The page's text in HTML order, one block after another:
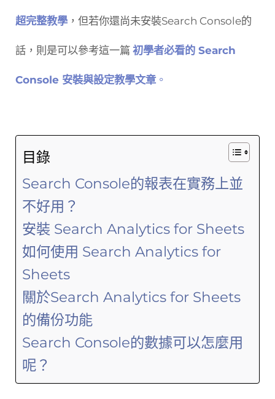
超完整教學 ，但若你還尚未安裝Search Console的
話，則是可以參考這一篇初學者必看的 Search
Console 安裝與設定教學文章 。
目錄
Search Console的報表在實務上並
不好用？
安裝 Search Analytics for Sheets
如何使用 Search Analytics for
Sheets
關於Search Analytics for Sheets
的備份功能
Search Console的數據可以怎麼用
呢？